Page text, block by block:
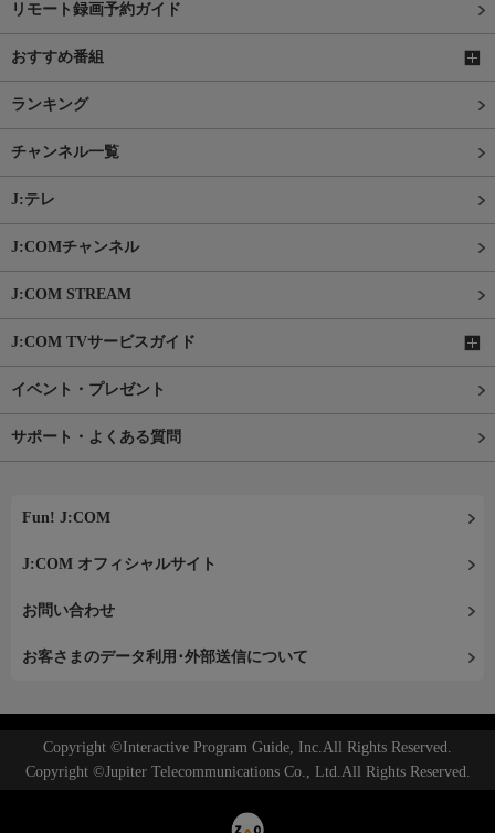
リモート録画予約ガイド
おすすめ番組
ランキング
チャンネル一覧
J:テレ
J:COMチャンネル
J:COM STREAM
J:COM TVサービスガイド
イベント・プレゼント
サポート・よくある質問
Fun! J:COM
J:COM オフィシャルサイト
お問い合わせ
お客さまのデータ利用･外部送信について
Copyright ©Interactive Program Guide, Inc.All Rights Reserved.
Copyright ©Jupiter Telecommunications Co., Ltd.All Rights Reserved.